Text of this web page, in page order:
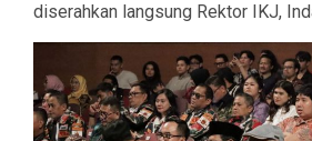
diserahkan langsung Rektor IKJ,